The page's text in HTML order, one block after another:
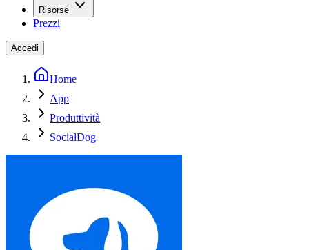
Risorse
Prezzi
Accedi
Home
App
Produttività
SocialDog